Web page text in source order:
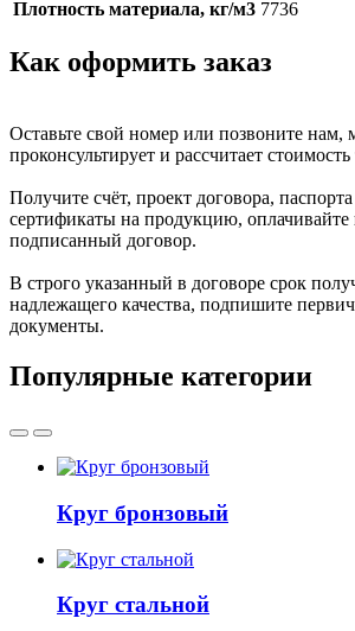
Плотность материала, кг/м3 7736
Как оформить заказ
Оставьте свой номер или позвоните нам,
проконсультирует и рассчитает стоимость
Получите счёт, проект договора, паспорта
сертификаты на продукцию, оплачивайте
подписанный договор.
В строго указанный в договоре срок
надлежащего качества, подпишите
документы.
Популярные категории
Круг бронзовый
Круг стальной